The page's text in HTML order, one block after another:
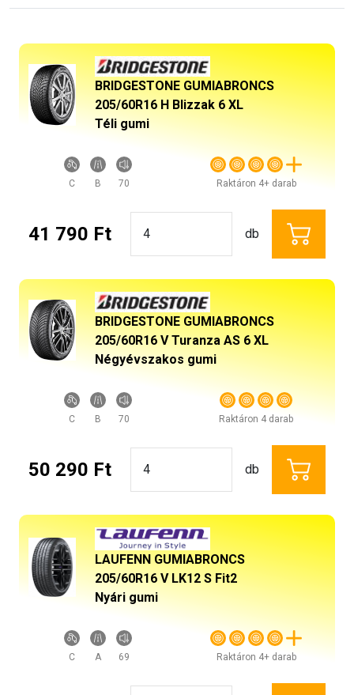
BRIDGESTONE GUMIABRONCS
205/60R16 H Blizzak 6 XL
Téli gumi
C B 70 Raktáron 4+ darab
41 790 Ft db
BRIDGESTONE GUMIABRONCS
205/60R16 V Turanza AS 6 XL
Négyévszakos gumi
C B 70 Raktáron 4 darab
50 290 Ft db
LAUFENN GUMIABRONCS
205/60R16 V LK12 S Fit2
Nyári gumi
C A 69 Raktáron 4+ darab